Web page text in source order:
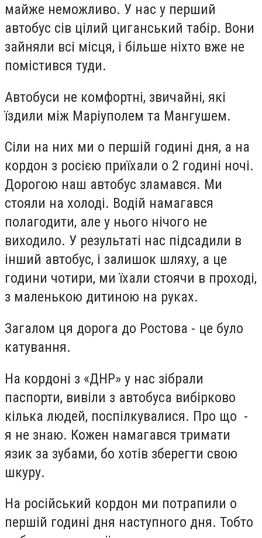
майже неможливо. У нас у перший
автобус сів цілий циганський табір. Вони
зайняли всі місця, і більше ніхто вже не
помістився туди.
Автобуси не комфортні, звичайні, які
їздили між Маріуполем та Мангушем.
Сіли на них ми о першій годині дня, а на
кордон з росією приїхали о 2 годині ночі.
Дорогою наш автобус зламався. Ми
стояли на холоді. Водій намагався
полагодити, але у нього нічого не
виходило. У результаті нас підсадили в
інший автобус, і залишок шляху, а це
години чотири, ми їхали стоячи в проході,
з маленькою дитиною на руках.
Загалом ця дорога до Ростова - це було
катування.
На кордоні з «ДНР» у нас зібрали
паспорти, вивіли з автобуса вибірково
кілька людей, поспілкувалися. Про що -
я не знаю. Кожен намагався тримати
язик за зубами, бо хотів зберегти свою
шкуру.
На російський кордон ми потрапили о
першій годині дня наступного дня. Тобто